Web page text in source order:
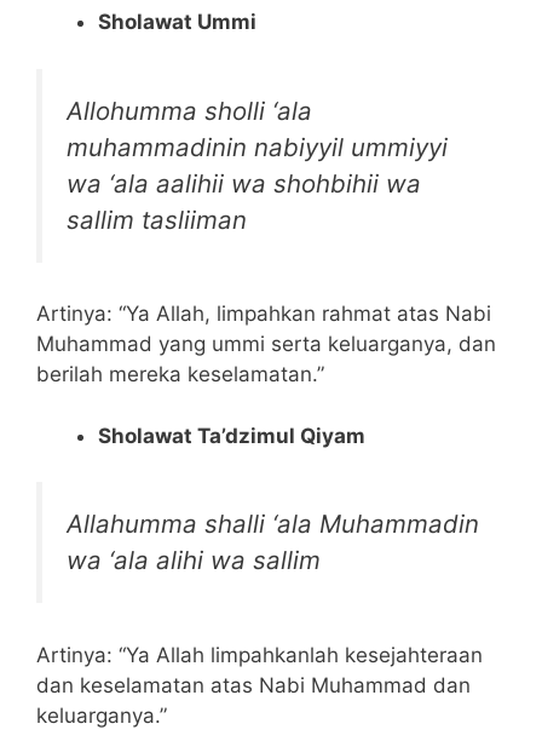
Sholawat Ummi
Allohumma sholli ‘ala
muhammadinin nabiyyil ummiyyi
wa ‘ala aalihii wa shohbihii wa
sallim tasliiman
Artinya: “Ya Allah, limpahkan rahmat atas Nabi
Muhammad yang ummi serta keluarganya, dan
berilah mereka keselamatan.”
Sholawat Ta’dzimul Qiyam
Allahumma shalli ‘ala Muhammadin
wa ‘ala alihi wa sallim
Artinya: “Ya Allah limpahkanlah kesejahteraan
dan keselamatan atas Nabi Muhammad dan
keluarganya.”